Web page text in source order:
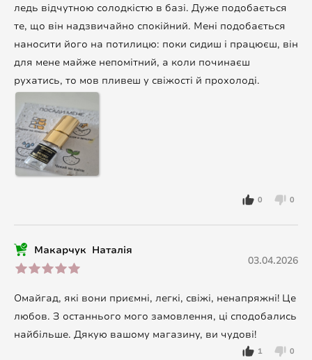
ледь відчутною солодкістю в базі. Дуже подобається
те, що він надзвичайно спокійний. Мені подобається
наносити його на потилицю: поки сидиш і працюєш, він
для мене майже непомітний, а коли починаєш
рухатись, то мов пливеш у свіжості й прохолоді.
0 0
Макарчук Наталія
03.04.2026
Омайгад, які вони приємні, легкі, свіжі, ненапряжні! Це
любов. З останнього мого замовлення, ці сподобались
найбільше. Дякую вашому магазину, ви чудові!
1 0